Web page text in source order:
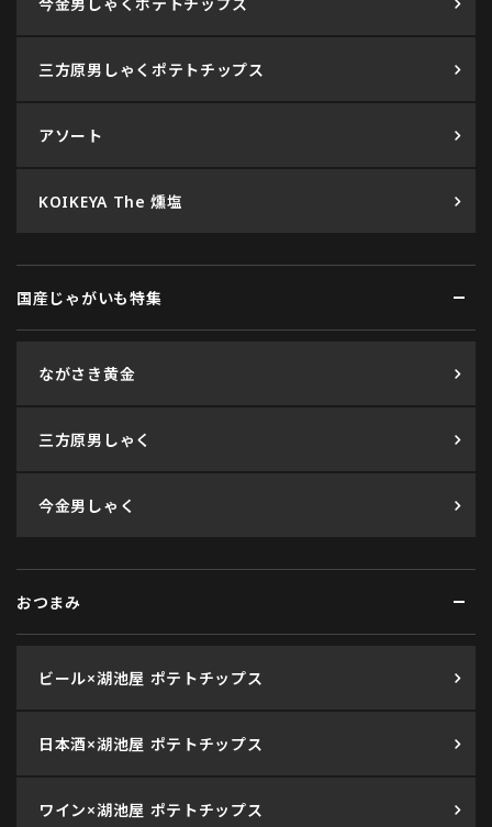
三方原男しゃくポテトチップス
アソート
KOIKEYA The 燻塩
国産じゃがいも特集
ながさき黄金
三方原男しゃく
今金男しゃく
おつまみ
ビール×湖池屋 ポテトチップス
日本酒×湖池屋 ポテトチップス
ワイン×湖池屋 ポテトチップス